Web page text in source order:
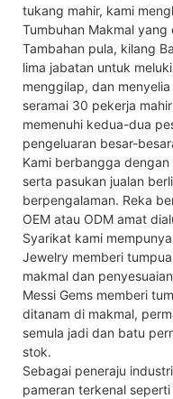
tukang mahir, kami
Tumbuhan Makmal
Tambahan pula, kilang
lima jabatan untuk
menggilap, dan
seramai 30 pekerja
memenuhi kedua-dua
pengeluaran besar-
Kami berbangga
serta pasukan jualan
berpengalaman. Reka
OEM atau ODM amat
Syarikat kami
Jewelry memberi
makmal dan
Messi Gems memberi
ditanam di makmal,
semula jadi dan batu
stok.
Sebagai peneraju
pameran terkenal